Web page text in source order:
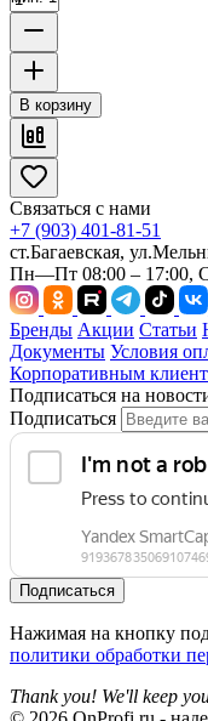
В корзину
Связаться с нами
+7 (903) 401-81-51
ст.Багаевская,
Пн—Пт 08:00 – 17:00,
Бренды Акции Статьи
Документы Условия
Корпоративным
Подписаться на
Подписаться
Подписаться
Нажимая на кнопку
политики обработки
Thank you! We'll keep